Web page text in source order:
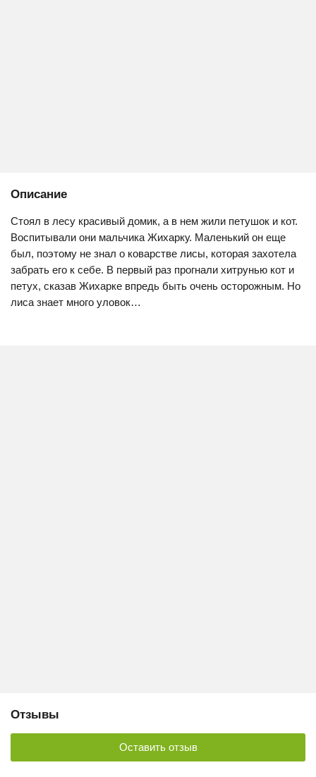
Описание
Стоял в лесу красивый домик, а в нем жили петушок и кот.
Воспитывали они мальчика Жихарку. Маленький он еще
был, поэтому не знал о коварстве лисы, которая захотела
забрать его к себе. В первый раз прогнали хитрунью кот и
петух, сказав Жихарке впредь быть очень осторожным. Но
лиса знает много уловок…
Отзывы
Оставить отзыв